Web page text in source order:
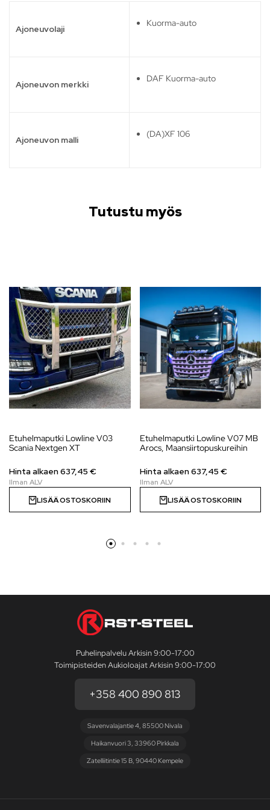
Ajoneuvolaji
Kuorma-auto
Ajoneuvon merkki
DAF Kuorma-auto
Ajoneuvon malli
(DA)XF 106
Tutustu myös
Etuhelmaputki Lowline V03
Scania Nextgen XT
Hinta alkaen637,45 €
LISÄÄ OSTOSKORIIN
Etuhelmaputki Lowline V07 MB
Arocs, Maansiirtopuskureihin
Hinta alkaen637,45 €
LISÄÄ OSTOSKORIIN
Puhelinpalvelu Arkisin 9:00-17:00
Toimipisteiden Aukioloajat Arkisin 9:00-17:00
+358 400 890 813
Savenvalajantie 4, 85500 Nivala
Haikanvuori 3, 33960 Pirkkala
Zatelliitintie 15 B, 90440 Kempele